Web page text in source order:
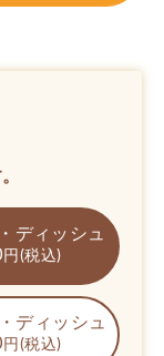
ディッシュ
円(税込)
ディッシュ
円(税込)